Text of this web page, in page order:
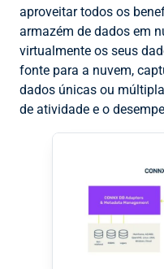
aproveitar todos os
armazém de dados em
virtualmente os seus
fonte para a nuvem,
dados únicas ou
de atividade e o